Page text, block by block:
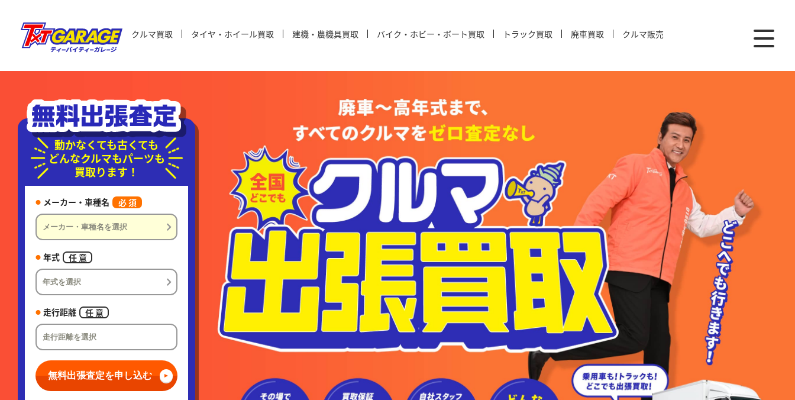
クルマ買取 タイヤ・ホイール買取 建機・農機具買取 バイク・ホビー・ボート買取 トラック買取 廃車買取 クルマ販売
動かなくても古くても
どんなクルマもパーツも
買取ります！
メーカー・車種名 必 須
年式 任 意
走行距離 任 意
無料出張査定を申し込む